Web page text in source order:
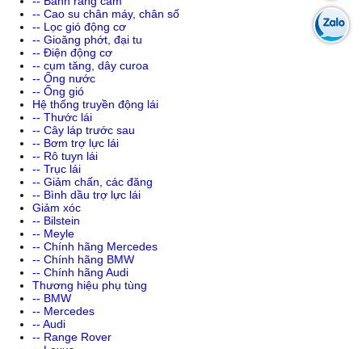
-- Cao su chân máy, chân số
-- Lọc gió động cơ
-- Gioăng phớt, đại tu
-- Điện động cơ
-- cụm tăng, dây curoa
-- Ống nước
-- Ống gió
Hệ thống truyền động lái
-- Thước lái
-- Cây láp trước sau
-- Bơm trợ lực lái
-- Rô tuyn lái
-- Trục lái
-- Giảm chấn, các đăng
-- Bình dầu trợ lực lái
Giảm xóc
-- Bilstein
-- Meyle
-- Chính hãng Mercedes
-- Chính hãng BMW
-- Chính hãng Audi
Thương hiệu phụ tùng
-- BMW
-- Mercedes
-- Audi
-- Range Rover